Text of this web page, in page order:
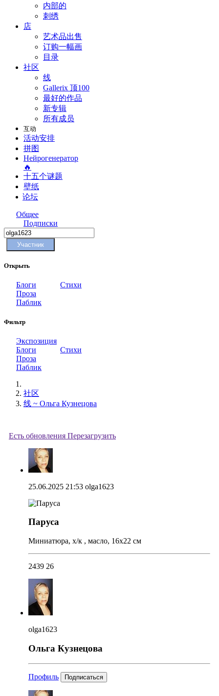
内部的
刺绣
店
艺术品出售
订购一幅画
目录
社区
线
Gallerix 顶100
最好的作品
新专辑
所有成员
互动
活动安排
拼图
Нейрогенератор
🔥
十五个谜题
壁纸
论坛
Общее
Подписки
Участник
Открыть
Блоги
Стихи
Проза
Паблик
Фильтр
Экспозиция
Блоги
Стихи
Проза
Паблик
社区
线 ~ Ольга Кузнецова
Есть обновления Перезагрузить
25.06.2025 21:53 olga1623
Паруса
Миниатюра, х/к , масло, 16х22 см
2439 26
olga1623
Ольга Кузнецова
Профиль Подписаться